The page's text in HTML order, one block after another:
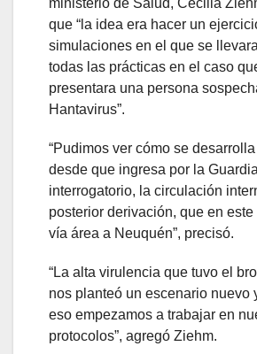
ministerio de Salud, Cecilia
que “la idea era hacer un
simulaciones en el que se
todas las prácticas en el caso
presentara una persona
Hantavirus”.
“Pudimos ver cómo se
desde que ingresa por la
interrogatorio, la circulación
posterior derivación, que en
vía área a Neuquén”, precisó.
“La alta virulencia que tuvo el
nos planteó un escenario nuevo
eso empezamos a trabajar en
protocolos”, agregó Ziehm.